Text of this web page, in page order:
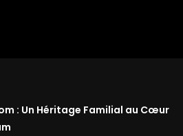
: Un Héritage Familial au Cœur